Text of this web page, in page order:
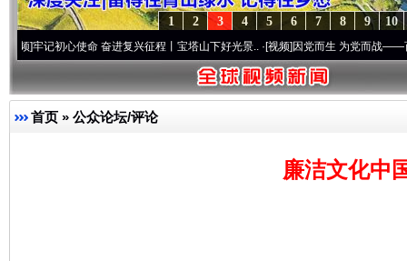
10
9
8
7
6
5
4
3
2
1
心使命 奋进复兴征程丨宝塔山下好光景..·[视频]因党而生 为党而战——百年“纪”事⑧
首页 » 公众论坛/评论
廉洁文化中